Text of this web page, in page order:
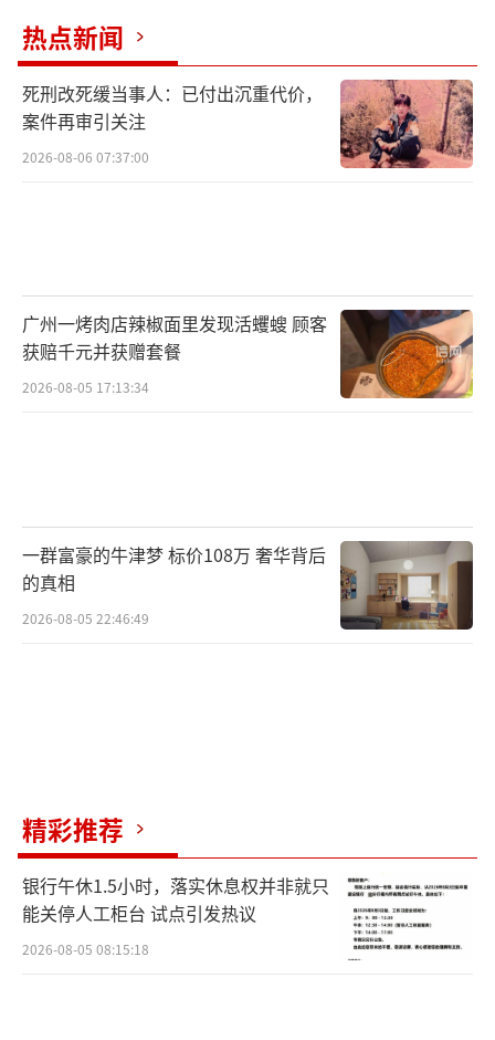
热点新闻
死刑改死缓当事人：已付出沉重代价，
案件再审引关注
2026-08-06 07:37:00
广州一烤肉店辣椒面里发现活蠼螋 顾客
获赔千元并获赠套餐
2026-08-05 17:13:34
一群富豪的牛津梦 标价108万 奢华背后
的真相
2026-08-05 22:46:49
精彩推荐
银行午休1.5小时，落实休息权并非就只
能关停人工柜台 试点引发热议
2026-08-05 08:15:18